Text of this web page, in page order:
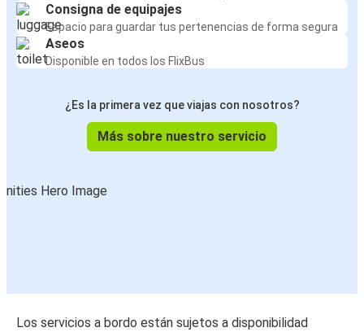
Consigna de equipajes
Espacio para guardar tus pertenencias de forma segura
Aseos
Disponible en todos los FlixBus
¿Es la primera vez que viajas con nosotros?
Más sobre nuestro servicio
Los servicios a bordo están sujetos a disponibilidad